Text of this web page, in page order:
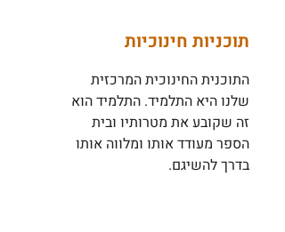
תוכניות חינוכיות
התוכנית החינוכית המרכזית
שלנו היא התלמיד. התלמיד הוא
זה שקובע את מטרותיו ובית
הספר מעודד אותו ומלווה אותו
בדרך להשיגם.